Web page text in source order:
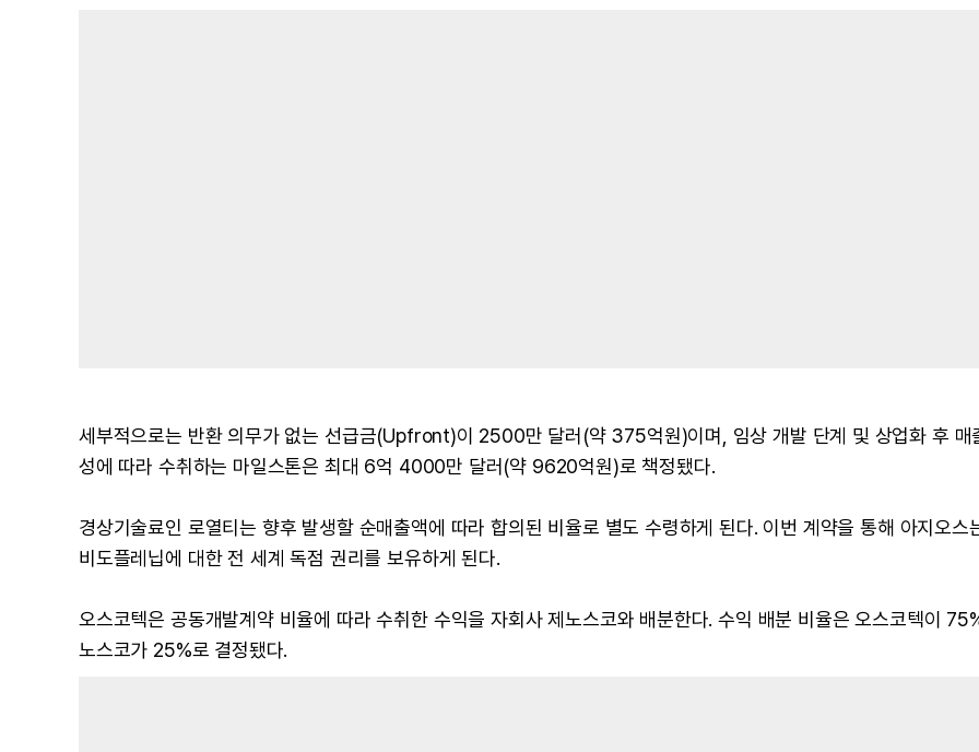
세부적으로는 반환 의무가 없는 선급금(Upfront)이 2500만 달러(약 375억원)이며, 임상 개발 단계 및 상업화 후 매
성에 따라 수취하는 마일스톤은 최대 6억 4000만 달러(약 9620억원)로 책정됐다.
경상기술료인 로열티는 향후 발생할 순매출액에 따라 합의된 비율로 별도 수령하게 된다. 이번 계약을 통해 아지오스
비도플레닙에 대한 전 세계 독점 권리를 보유하게 된다.
오스코텍은 공동개발계약 비율에 따라 수취한 수익을 자회사 제노스코와 배분한다. 수익 배분 비율은 오스코텍이
노스코가 25%로 결정됐다.